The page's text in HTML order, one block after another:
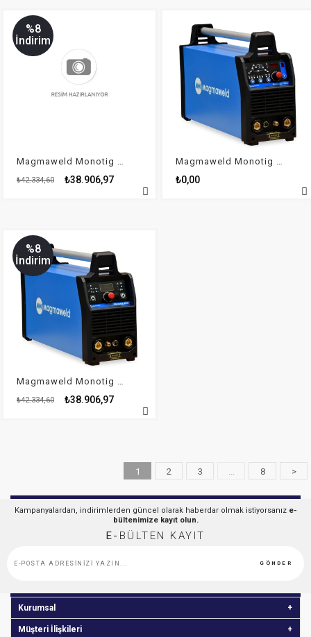
Magmaweld Monotig 160i
₺38.906,97
₺42.334,60
%8
İndirim
Magmaweld Monotig 160 IP
₺0,00
Magmaweld Monotig 200 I
₺38.906,97
₺42.334,60
%8
İndirim
1 2 3 ... 8 >
Kampanyalardan, indirimlerden güncel olarak haberdar olmak istiyorsanız e-
bültenimize kayıt olun.
E- BÜLTEN KAYIT
GÖNDER
Kurumsal
Müşteri İlişkileri